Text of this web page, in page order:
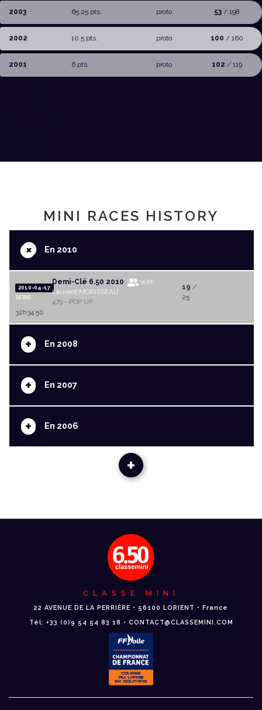
2003 65,25 pts. proto 53/ 198
2002 10,5 pts. proto 100 / 160
2001 6 pts. proto 102 / 119
MINI RACES HISTORY
+En 2010
2010-04-17
SERIE
Demi-Clé 6.50 2010
with
Laurent MORISSEAU
479 - POP UP
19 /
25
32h34'50
+ En 2008
+ En 2007
+ En 2006
+
CLASSE MINI
22 AVENUE DE LA PERRIÈRE • 56100 LORIENT • France
Tél: +33 (0)9 54 54 83 18 • CONTACT@CLASSEMINI.COM